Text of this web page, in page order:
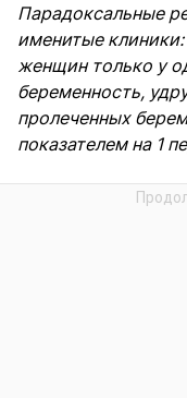
Парадоксальные
именитые
женщин только у
беременность,
пролеченных
показателем на 1